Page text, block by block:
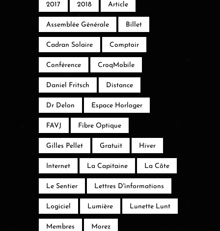
2017 2018 Article
Assemblée Générale Billet
Cadran Solaire Comptoir
Conférence CroqMobile
Daniel Fritsch Distance
Dr Delon Espace Horloger
FAVJ Fibre Optique
Gilles Pellet Gratuit Hiver
Internet La Capitaine La Côte
Le Sentier Lettres D'informations
Logiciel Lumière Lunette Lunt
Membres Morez